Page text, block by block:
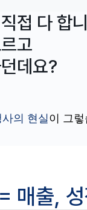
접 다 합
고
데요?
의 현실이 그
매출,